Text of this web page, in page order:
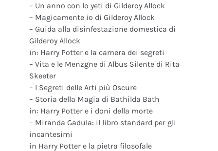
– Un anno con lo yeti di Gilderoy Allock
– Magicamente io di Gilderoy Allock
– Guida alla disinfestazione domestica di
Gilderoy Allock
in: Harry Potter e la camera dei segreti
– Vita e le Menzgne di Albus Silente di Rita
Skeeter
– I Segreti delle Arti più Oscure
– Storia della Magia di Bathilda Bath
in: Harry Potter e i doni della morte
– Miranda Gadula: il libro standard per gli
incantesimi
in Harry Potter e la pietra filosofale